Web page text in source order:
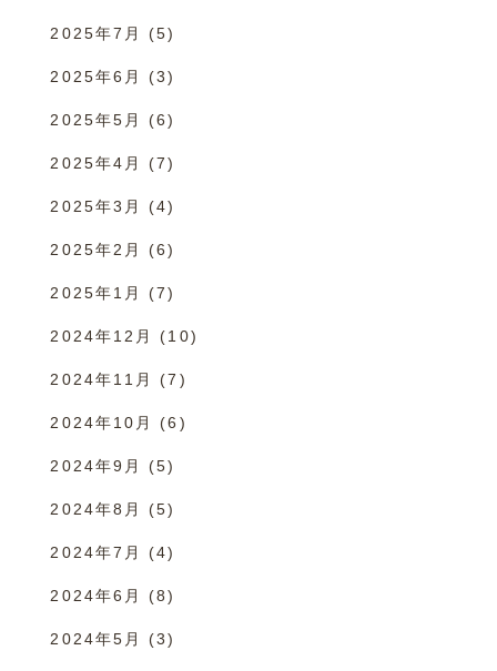
2025年7月 (5)
2025年6月 (3)
2025年5月 (6)
2025年4月 (7)
2025年3月 (4)
2025年2月 (6)
2025年1月 (7)
2024年12月 (10)
2024年11月 (7)
2024年10月 (6)
2024年9月 (5)
2024年8月 (5)
2024年7月 (4)
2024年6月 (8)
2024年5月 (3)